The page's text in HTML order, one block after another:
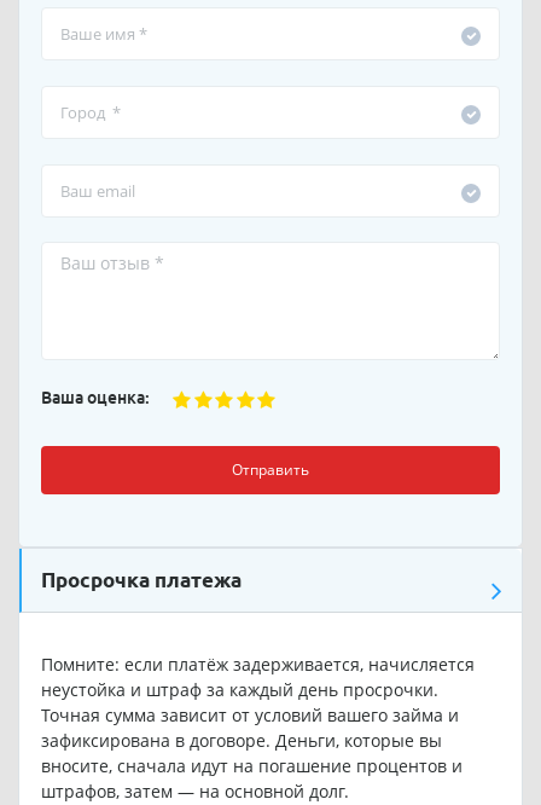
Ваша оценка:
Отправить
Просрочка платежа
Помните: если платёж задерживается, начисляется
неустойка и штраф за каждый день просрочки.
Точная сумма зависит от условий вашего займа и
зафиксирована в договоре. Деньги, которые вы
вносите, сначала идут на погашение процентов и
штрафов, затем — на основной долг.